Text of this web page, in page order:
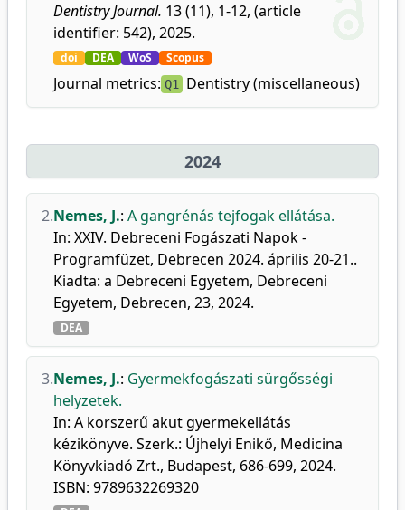
Dentistry Journal. 13 (11), 1-12, (article
identifier: 542), 2025.
doi DEA WoS Scopus
Journal metrics: Q1 Dentistry (miscellaneous)
2024
2.Nemes, J.: A gangrénás tejfogak ellátása.
In: XXIV. Debreceni Fogászati Napok -
Programfüzet, Debrecen 2024. április 20-21..
Kiadta: a Debreceni Egyetem, Debreceni
Egyetem, Debrecen, 23, 2024.
DEA
3.Nemes, J.: Gyermekfogászati sürgősségi
helyzetek.
In: A korszerű akut gyermekellátás
kézikönyve. Szerk.: Újhelyi Enikő, Medicina
Könyvkiadó Zrt., Budapest, 686-699, 2024.
ISBN: 9789632269320